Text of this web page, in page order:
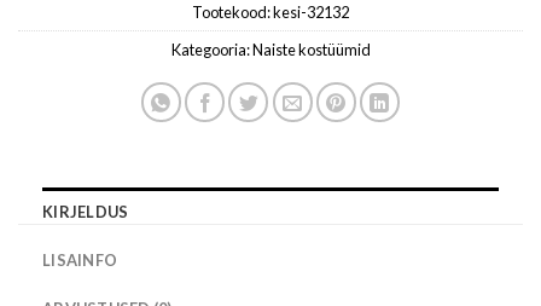
Tootekood:kesi-32132
Kategooria:Naiste kostüümid
KIRJELDUS
LISAINFO